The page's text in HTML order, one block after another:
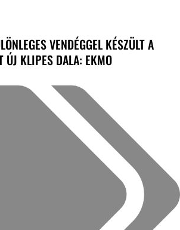
VENDÉGGEL KÉSZÜLT A
ÚJ KLIPES DALA: EKMO